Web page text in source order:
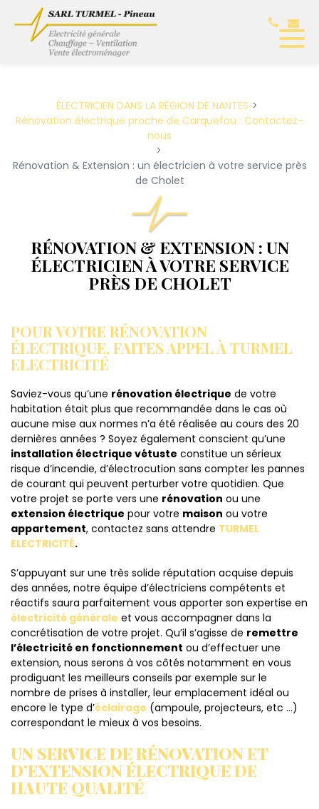
ÉLECTRICIEN DANS LA RÉGION DE NANTES
Rénovation électrique proche de Carquefou : Contactez-
nous
Rénovation & Extension : un électricien à votre service près
de Cholet
RÉNOVATION & EXTENSION : UN
ÉLECTRICIEN À VOTRE SERVICE
PRÈS DE CHOLET
POUR VOTRE RÉNOVATION
ÉLECTRIQUE, FAITES APPEL À TURMEL
ELECTRICITÉ
Saviez-vous qu’une rénovation électrique de votre
habitation était plus que recommandée dans le cas où
aucune mise aux normes n’a été réalisée au cours des 20
dernières années ? Soyez également conscient qu’une
installation électrique vétuste constitue un sérieux
risque d’incendie, d’électrocution sans compter les pannes
de courant qui peuvent perturber votre quotidien. Que
votre projet se porte vers une rénovation ou une
extension électrique pour votre maison ou votre
appartement, contactez sans attendre TURMEL
ELECTRICITÉ.
S’appuyant sur une très solide réputation acquise depuis
des années, notre équipe d’électriciens compétents et
réactifs saura parfaitement vous apporter son expertise en
électricité générale et vous accompagner dans la
concrétisation de votre projet. Qu’il s’agisse de remettre
l’électricité en fonctionnement ou d’effectuer une
extension, nous serons à vos côtés notamment en vous
prodiguant les meilleurs conseils par exemple sur le
nombre de prises à installer, leur emplacement idéal ou
encore le type d’éclairage (ampoule, projecteurs, etc …)
correspondant le mieux à vos besoins.
UN SERVICE DE RÉNOVATION ET
D’EXTENSION ÉLECTRIQUE DE
HAUTE QUALITÉ